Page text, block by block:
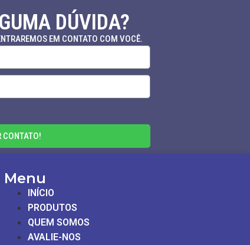
DÚVIDA?
EM CONTATO COM VOCÊ.
CONTATO!
Menu
INÍCIO
PRODUTOS
QUEM SOMOS
AVALIE-NOS